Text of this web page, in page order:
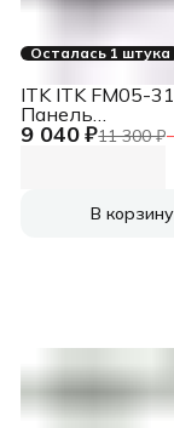
Осталась 1 штука
9 040 ₽11 300 ₽−
ITK ITK FM05-
Панель
вентиляторная
В корзину